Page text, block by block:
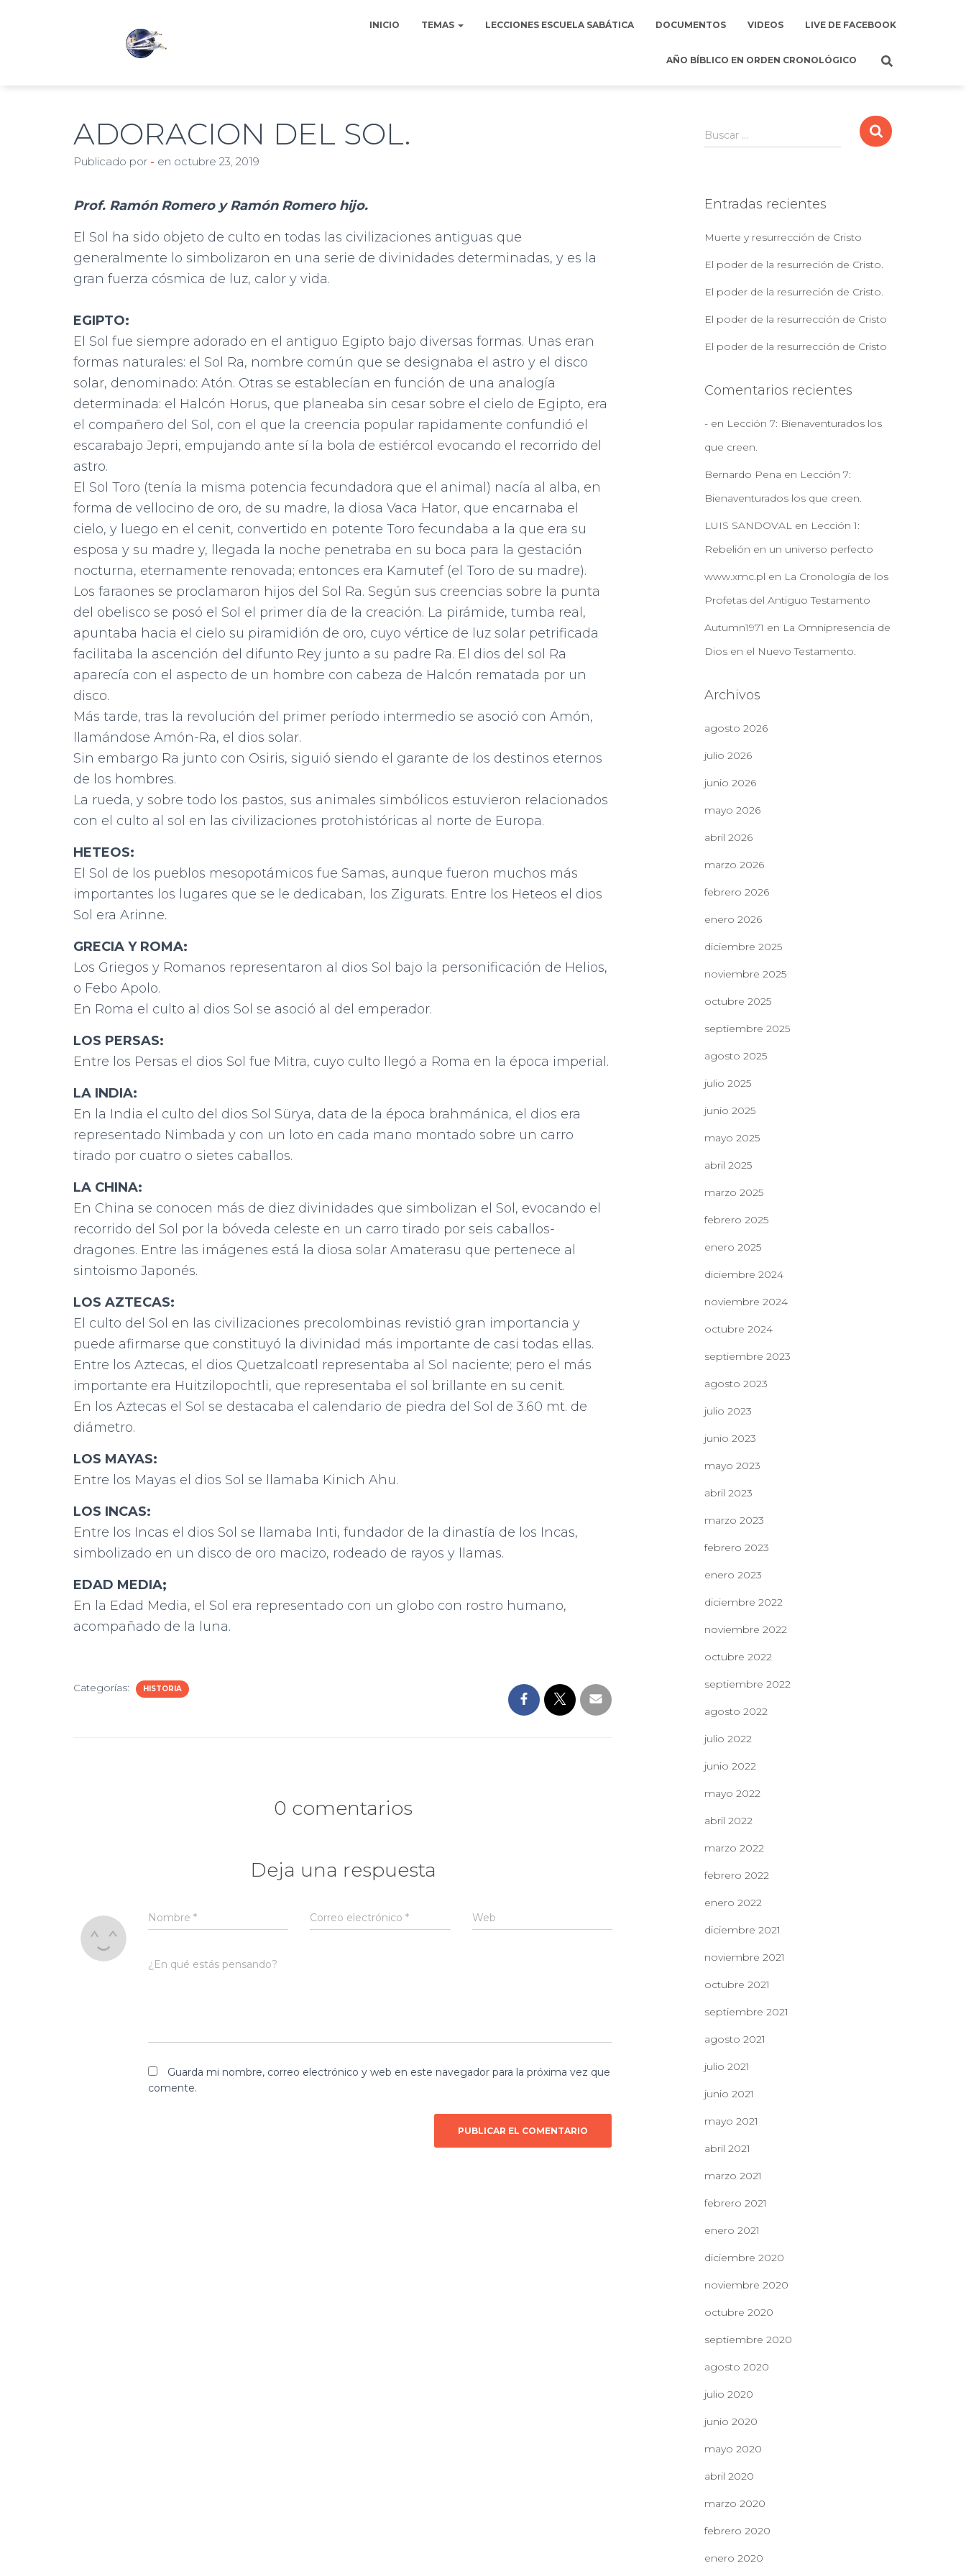
INICIO TEMAS LECCIONES ESCUELA SABÁTICA DOCUMENTOS VIDEOS LIVE DE FACEBOOK
AÑO BÍBLICO EN ORDEN CRONOLÓGICO
ADORACION DEL SOL.
Publicado por - en octubre 23, 2019
Prof. Ramón Romero y Ramón Romero hijo.
El Sol ha sido objeto de culto en todas las civilizaciones antiguas que
generalmente lo simbolizaron en una serie de divinidades determinadas, y es la
gran fuerza cósmica de luz, calor y vida.
EGIPTO:
El Sol fue siempre adorado en el antiguo Egipto bajo diversas formas. Unas eran
formas naturales: el Sol Ra, nombre común que se designaba el astro y el disco
solar, denominado: Atón. Otras se establecían en función de una analogía
determinada: el Halcón Horus, que planeaba sin cesar sobre el cielo de Egipto, era
el compañero del Sol, con el que la creencia popular rapidamente confundió el
escarabajo Jepri, empujando ante sí la bola de estiércol evocando el recorrido del
astro.
El Sol Toro (tenía la misma potencia fecundadora que el animal) nacía al alba, en
forma de vellocino de oro, de su madre, la diosa Vaca Hator, que encarnaba el
cielo, y luego en el cenit, convertido en potente Toro fecundaba a la que era su
esposa y su madre y, llegada la noche penetraba en su boca para la gestación
nocturna, eternamente renovada; entonces era Kamutef (el Toro de su madre).
Los faraones se proclamaron hijos del Sol Ra. Según sus creencias sobre la punta
del obelisco se posó el Sol el primer día de la creación. La pirámide, tumba real,
apuntaba hacia el cielo su piramidión de oro, cuyo vértice de luz solar petrificada
facilitaba la ascención del difunto Rey junto a su padre Ra. El dios del sol Ra
aparecía con el aspecto de un hombre con cabeza de Halcón rematada por un
disco.
Más tarde, tras la revolución del primer período intermedio se asoció con Amón,
llamándose Amón-Ra, el dios solar.
Sin embargo Ra junto con Osiris, siguió siendo el garante de los destinos eternos
de los hombres.
La rueda, y sobre todo los pastos, sus animales simbólicos estuvieron relacionados
con el culto al sol en las civilizaciones protohistóricas al norte de Europa.
HETEOS:
El Sol de los pueblos mesopotámicos fue Samas, aunque fueron muchos más
importantes los lugares que se le dedicaban, los Zigurats. Entre los Heteos el dios
Sol era Arinne.
GRECIA Y ROMA:
Los Griegos y Romanos representaron al dios Sol bajo la personificación de Helios,
o Febo Apolo.
En Roma el culto al dios Sol se asoció al del emperador.
LOS PERSAS:
Entre los Persas el dios Sol fue Mitra, cuyo culto llegó a Roma en la época imperial.
LA INDIA:
En la India el culto del dios Sol Sürya, data de la época brahmánica, el dios era
representado Nimbada y con un loto en cada mano montado sobre un carro
tirado por cuatro o sietes caballos.
LA CHINA:
En China se conocen más de diez divinidades que simbolizan el Sol, evocando el
recorrido del Sol por la bóveda celeste en un carro tirado por seis caballos-
dragones. Entre las imágenes está la diosa solar Amaterasu que pertenece al
sintoismo Japonés.
LOS AZTECAS:
El culto del Sol en las civilizaciones precolombinas revistió gran importancia y
puede afirmarse que constituyó la divinidad más importante de casi todas ellas.
Entre los Aztecas, el dios Quetzalcoatl representaba al Sol naciente; pero el más
importante era Huitzilopochtli, que representaba el sol brillante en su cenit.
En los Aztecas el Sol se destacaba el calendario de piedra del Sol de 3.60 mt. de
diámetro.
LOS MAYAS:
Entre los Mayas el dios Sol se llamaba Kinich Ahu.
LOS INCAS:
Entre los Incas el dios Sol se llamaba Inti, fundador de la dinastía de los Incas,
simbolizado en un disco de oro macizo, rodeado de rayos y llamas.
EDAD MEDIA;
En la Edad Media, el Sol era representado con un globo con rostro humano,
acompañado de la luna.
Categorías: HISTORIA
0 comentarios
Deja una respuesta
Nombre * Correo electrónico* Web
¿En qué estás pensando?
Guarda mi nombre, correo electrónico y web en este navegador para la próxima vez que
comente.
B
u
r
Buscar …
Entradas recientes
Muerte y resurrección de Cristo
El poder de la resurreción de Cristo.
El poder de la resurreción de Cristo.
El poder de la resurrección de Cristo
El poder de la resurrección de Cristo
Comentarios recientes
-en Lección 7: Bienaventurados los
que creen.
Bernardo Pena en Lección 7:
Bienaventurados los que creen.
LUIS SANDOVALen Lección 1:
Rebelión en un universo perfecto
www.xmc.pl en La Cronología de los
Profetas del Antiguo Testamento
Autumn1971 en La Omnipresencia de
Dios en el Nuevo Testamento.
Archivos
agosto 2026
julio 2026
junio 2026
mayo 2026
abril 2026
marzo 2026
febrero 2026
enero 2026
diciembre 2025
noviembre 2025
octubre 2025
septiembre 2025
agosto 2025
julio 2025
junio 2025
mayo 2025
abril 2025
marzo 2025
febrero 2025
enero 2025
diciembre 2024
noviembre 2024
octubre 2024
septiembre 2023
agosto 2023
julio 2023
junio 2023
mayo 2023
abril 2023
marzo 2023
febrero 2023
enero 2023
diciembre 2022
noviembre 2022
octubre 2022
septiembre 2022
agosto 2022
julio 2022
junio 2022
mayo 2022
abril 2022
marzo 2022
febrero 2022
enero 2022
diciembre 2021
noviembre 2021
octubre 2021
septiembre 2021
agosto 2021
julio 2021
junio 2021
mayo 2021
abril 2021
marzo 2021
febrero 2021
enero 2021
diciembre 2020
noviembre 2020
octubre 2020
septiembre 2020
agosto 2020
julio 2020
junio 2020
mayo 2020
abril 2020
marzo 2020
febrero 2020
enero 2020